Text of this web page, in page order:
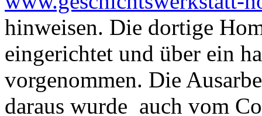
hinweisen. Die dortige
eingerichtet und über ein
vorgenommen. Die
daraus wurde auch vom